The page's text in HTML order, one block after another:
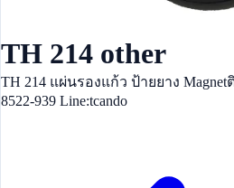
TH 214 other
TH 214 แผ่นรองแก้ว ป้ายยาง
8522-939 Line:tcando